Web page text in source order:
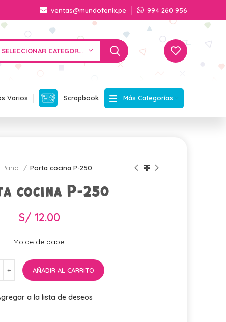
ventas@mundofenix.pe 994 260 956
SELECCIONAR CATEGORÍA
Varios Scrapbook Más Categorías
Paño Porta cocina P-250
cocina P-250
S/ 12.00
Molde de papel
AÑADIR AL CARRITO
a la lista de deseos